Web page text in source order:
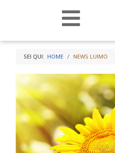
SEI QUI: HOME NEWS LUIMO